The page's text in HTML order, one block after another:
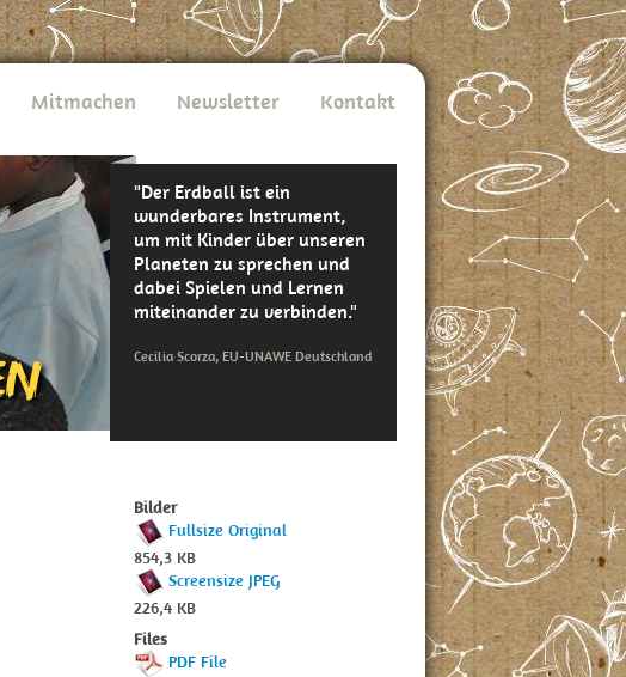
Mitmachen Newsletter Kontakt
"Der Erdball ist ein
wunderbares Instrument,
um mit Kinder über unseren
Planeten zu sprechen und
dabei Spielen und Lernen
miteinander zu verbinden."
Cecilia Scorza, EU-UNAWE Deutschland
Bilder
Fullsize Original
854,3 KB
Screensize JPEG
226,4 KB
Files
PDF File